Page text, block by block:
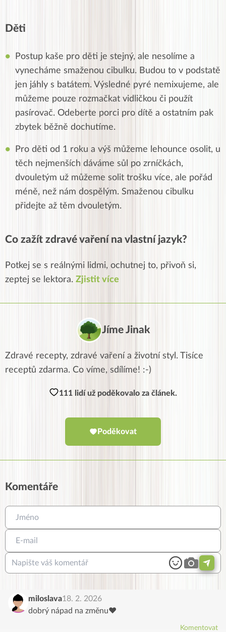
Děti
Postup kaše pro děti je stejný, ale nesolíme a
vynecháme smaženou cibulku. Budou to v podstatě
jen jáhly s batátem. Výsledné pyré nemixujeme, ale
můžeme pouze rozmačkat vidličkou či použít
pasírovač. Odeberte porci pro dítě a ostatním pak
zbytek běžně dochutíme.
Pro děti od 1 roku a výš můžeme lehounce osolit, u
těch nejmenších dáváme sůl po zrníčkách,
dvouletým už můžeme solit trošku více, ale pořád
méně, než nám dospělým. Smaženou cibulku
přidejte až těm dvouletým.
Co zažít zdravé vaření na vlastní jazyk?
Potkej se s reálnými lidmi, ochutnej to, přivoň si,
zeptej se lektora. Zjistit více
Jíme Jinak
Zdravé recepty, zdravé vaření a životní styl. Tisíce
receptů zdarma. Co víme, sdílíme! :-)
111 lidí už poděkovalo za článek.
Poděkovat
Komentáře
miloslava18. 2. 2026
dobrý nápad na změnu❤️
Komentovat